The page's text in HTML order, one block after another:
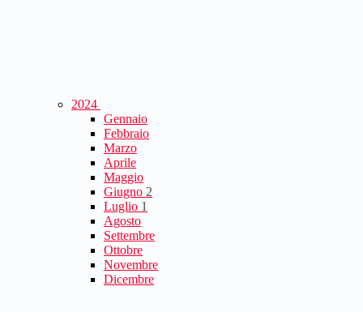
2024
Gennaio
Febbraio
Marzo
Aprile
Maggio
Giugno 2
Luglio 1
Agosto
Settembre
Ottobre
Novembre
Dicembre